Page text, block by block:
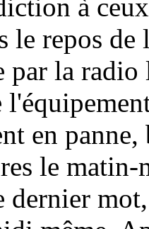
à
le repos
par la
en
le
dernier